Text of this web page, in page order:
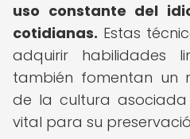
uso constante del
cotidianas. Estas
adquirir habilidades
también fomentan un
de la cultura
vital para su